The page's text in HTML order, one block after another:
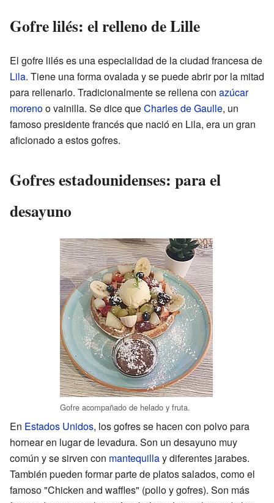
Gofre lilés: el relleno de Lille
El gofre lilés es una especialidad de la ciudad francesa de
Lila. Tiene una forma ovalada y se puede abrir por la mitad
para rellenarlo. Tradicionalmente se rellena con azúcar
morenoo vainilla. Se dice queCharles de Gaulle, un
famoso presidente francés que nació en Lila, era un gran
aficionado a estos gofres.
Gofres estadounidenses: para el
desayuno
Gofre acompañado de helado y fruta.
En Estados Unidos, los gofres se hacen con polvo para
hornear en lugar de levadura. Son un desayuno muy
común y se sirven con mantequillay diferentes jarabes.
También pueden formar parte de platos salados, como el
famoso "Chicken and waffles" (pollo y gofres). Son más